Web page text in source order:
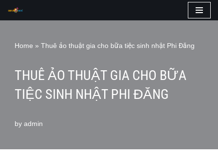
content
Home » Thuê ảo thuật gia cho bữa tiệc sinh nhật Phi Đăng
THUÊ ẢO THUẬT GIA CHO BỮA
TIỆC SINH NHẬT PHI ĐĂNG
by admin